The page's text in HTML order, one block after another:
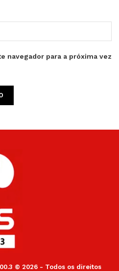
navegador para a próxima vez
© 2026 - Todos os direitos